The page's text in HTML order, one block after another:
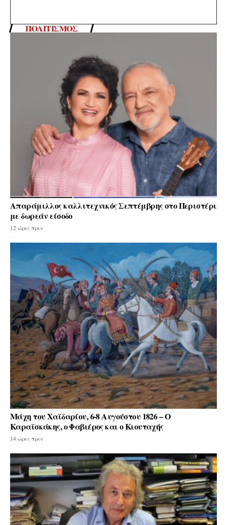
ΠΟΛΙΤΙΣΜΌΣ
Απαράμιλλος καλλιτεχνικός Σεπτέμβρης στο Περιστέρι
με δωρεάν είσοδο
12 ώρες πριν
Μάχη του Χαϊδαρίου, 6-8 Αυγούστου 1826 – Ο
Καραϊσκάκης, ο Φαβιέρος και ο Κιουταχής
14 ώρες πριν